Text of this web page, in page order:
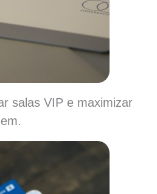
salas VIP e maximizar